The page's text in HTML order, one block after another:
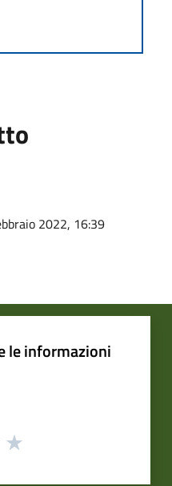
2022, 16:39
le informazioni